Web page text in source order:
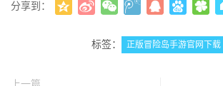
分享到：
标签： 正版冒险岛手游官网下载